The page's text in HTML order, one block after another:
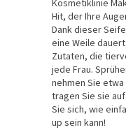
Kosmetiklinie
Hit, der Ihre
Dank dieser
eine Weile
Zutaten, die
jede Frau.
nehmen Sie
tragen Sie sie
Sie sich, wie
up sein kann!